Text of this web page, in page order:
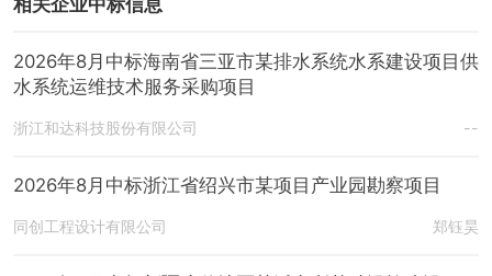
相关企业中标信息
2026年8月中标海南省三亚市某排水系统水系建设项目供
水系统运维技术服务采购项目
浙江和达科技股份有限公司 --
2026年8月中标浙江省绍兴市某项目产业园勘察项目
同创工程设计有限公司 郑钰昊